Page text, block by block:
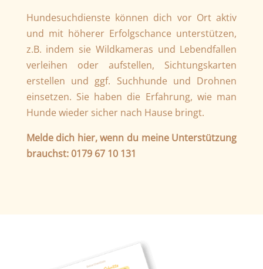
Hundesuchdienste können dich vor Ort aktiv
und mit höherer Erfolgschance unterstützen,
z.B. indem sie Wildkameras und Lebendfallen
verleihen oder aufstellen, Sichtungskarten
erstellen und ggf. Suchhunde und Drohnen
einsetzen. Sie haben die Erfahrung, wie man
Hunde wieder sicher nach Hause bringt.
Melde dich hier, wenn du meine Unterstützung
brauchst: 0179 67 10 131